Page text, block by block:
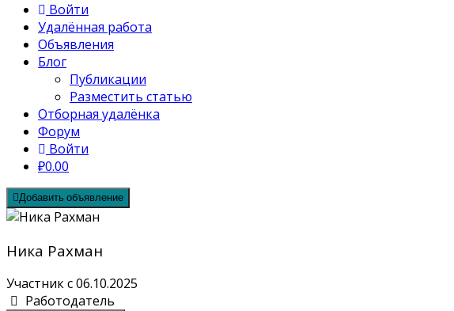
Войти
Удалённая работа
Объявления
Блог
Публикации
Разместить статью
Отборная удалёнка
Форум
Войти
₽0.00
Добавить объявление
Ника Рахман
Участник с 06.10.2025
Работодатель